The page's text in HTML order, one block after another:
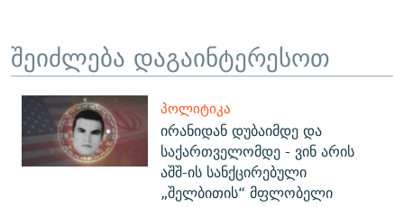
შეიძლება დაგაინტერესოთ
ᲞᲝᲚᲘᲢᲘᲙᲐ
ირანიდან დუბაიმდე და
საქართველომდე - ვინ არის
აშშ-ის სანქცირებული
„შელბითის“ მფლობელი